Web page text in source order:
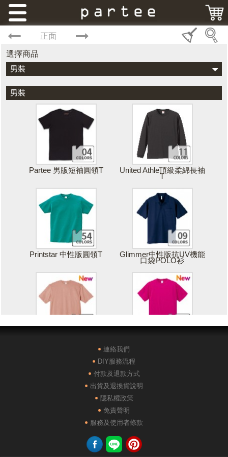
正面
選擇商品
男裝
男裝
Partee 男版短袖圓領T United Athle頂級柔綿長袖
T
Printstar 中性版圓領T Glimmer中性版抗UV機能
口袋POLO衫
POLONE1純棉短袖POLO AG28000落肩重磅精梳棉
連絡我們
DIY服務流程
付款及退款方式
出貨及退換貨說明
隱私權政策
免責聲明
服務及使用者條款